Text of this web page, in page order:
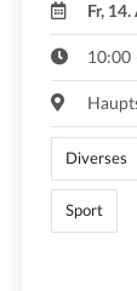
Fr,
10:00
Diverses
Sport